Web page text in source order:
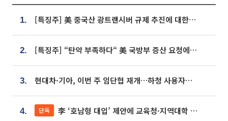
1. [특징주] 美 중국산 광트랜시버 규제 추진에 대한광통신 등 광통신株 강세
2. [특징주] “탄약 부족하다“ 美 국방부 증산 요청에⋯국내 방산주 급등세
3. 현대차·기아, 이번 주 임단협 재개…하청 사용자성 재심도 ‘변수’
4. 단독 李 ‘호남형 대입’ 제안에 교육청·지역대학 서·논술형 입시 연계 '착수'